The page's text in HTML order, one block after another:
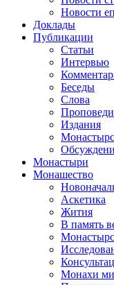
Новости
Доклады
Публикации
Статьи
Интервью
Беседы
Слова
Проповеди
Издания
Монастыри
Монашество
Аскетика
Жития
В память
Монахи